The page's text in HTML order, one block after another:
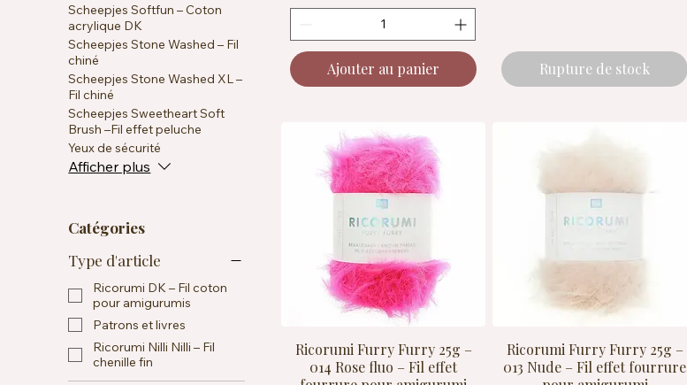
Scheepjes Softfun – Coton
acrylique DK
Scheepjes Stone Washed – Fil
chiné
Scheepjes Stone Washed XL –
Fil chiné
Scheepjes Sweetheart Soft
Brush –Fil effet peluche
Yeux de sécurité
Afficher plus
Catégories
Type d'article
Ricorumi DK – Fil coton
pour amigurumis
Patrons et livres
Ricorumi Nilli Nilli – Fil
chenille fin
Ajouter au panier Rupture de stock
Ricorumi Furry Furry 25g –
014 Rose fluo – Fil effet
Ricorumi Furry Furry 25g –
013 Nude – Fil effet fourrure